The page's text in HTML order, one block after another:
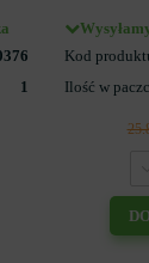
1
Kod
Ilość w